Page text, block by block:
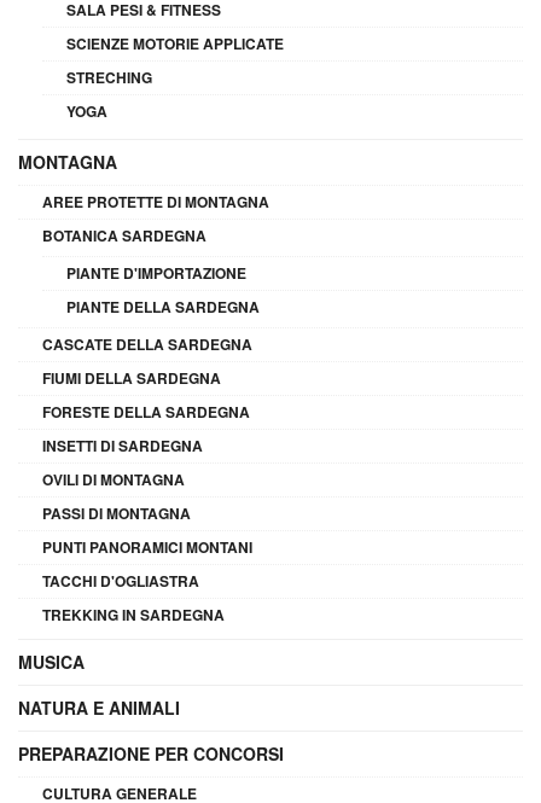
SALA PESI & FITNESS
SCIENZE MOTORIE APPLICATE
STRECHING
YOGA
MONTAGNA
AREE PROTETTE DI MONTAGNA
BOTANICA SARDEGNA
PIANTE D'IMPORTAZIONE
PIANTE DELLA SARDEGNA
CASCATE DELLA SARDEGNA
FIUMI DELLA SARDEGNA
FORESTE DELLA SARDEGNA
INSETTI DI SARDEGNA
OVILI DI MONTAGNA
PASSI DI MONTAGNA
PUNTI PANORAMICI MONTANI
TACCHI D'OGLIASTRA
TREKKING IN SARDEGNA
MUSICA
NATURA E ANIMALI
PREPARAZIONE PER CONCORSI
CULTURA GENERALE